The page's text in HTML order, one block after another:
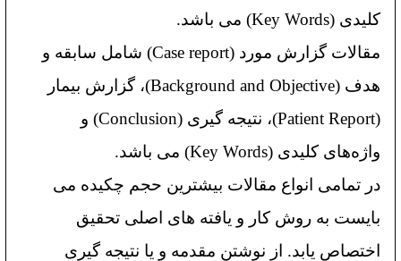
کلیدی (Key Words) می باشد.
مقالات گزارش مورد (Case report) شامل سابقه و
هدف (Background and Objective)، گزارش بیمار
(Patient Report)، نتیجه گیری (Conclusion) و
واژه‌های کلیدی (Key Words) می باشد.
در تمامی انواع مقالات بیشترین حجم چکیده می
بایست به روش کار و یافته های اصلی تحقیق
اختصاص یابد. از نوشتن مقدمه و یا نتیجه گیری